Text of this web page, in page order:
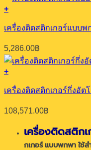
+
เครื่องติดสติกเกอร์แบบพ
5,286.00฿
+
เครื่องติดสติกเกอร์กึ่งอัต
108,571.00฿
เครื่องติดสติก
กเกอร์ แบบพกพา ใช้